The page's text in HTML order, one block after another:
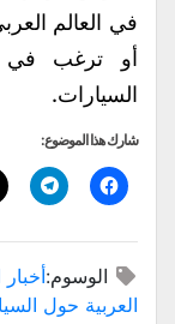
في العالم
أو ترغب في
السيارات.
شارك هذا الموضوع:
انقر
للمشاركة
(فتح
نافذة
جديدة)
انقر
(فتح
نافذة
جديدة)
الوسوم:
العربية حول